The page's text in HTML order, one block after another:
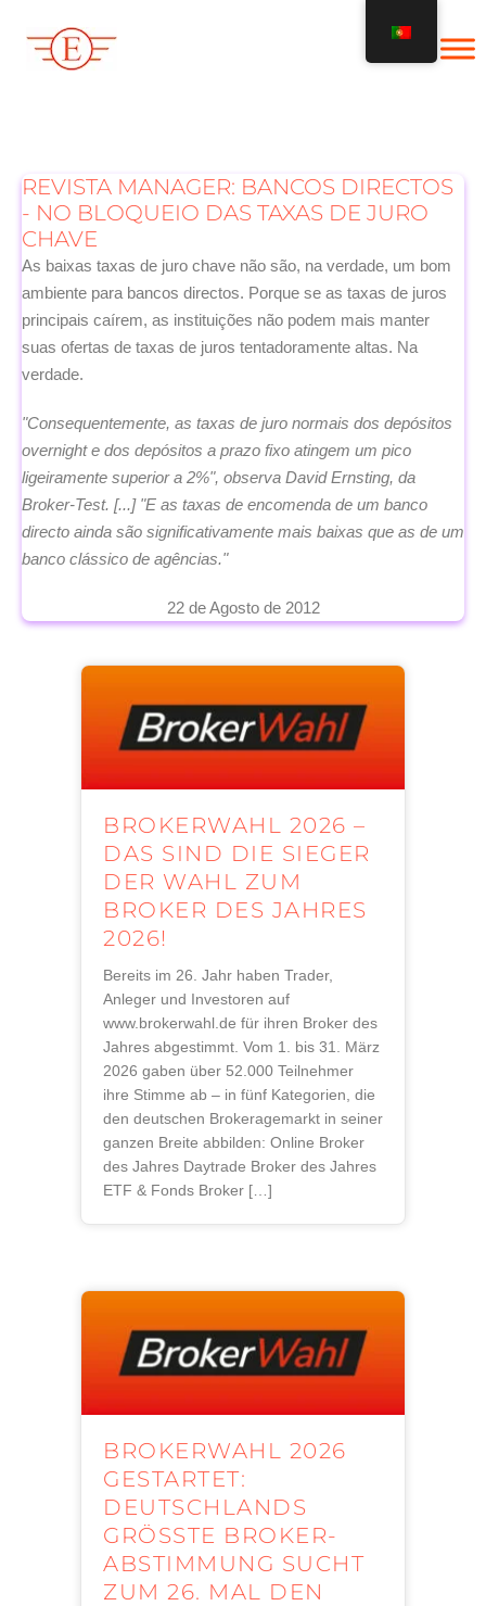
para
REVISTA MANAGER: BANCOS DIRECTOS
- NO BLOQUEIO DAS TAXAS DE JURO
CHAVE
As baixas taxas de juro chave não são, na verdade, um bom
ambiente para bancos directos. Porque se as taxas de juros
principais caírem, as instituições não podem mais manter
suas ofertas de taxas de juros tentadoramente altas. Na
verdade.
"Consequentemente, as taxas de juro normais dos depósitos
overnight e dos depósitos a prazo fixo atingem um pico
ligeiramente superior a 2%", observa David Ernsting, da
Broker-Test. [...] "E as taxas de encomenda de um banco
directo ainda são significativamente mais baixas que as de um
banco clássico de agências."
22 de Agosto de 2012
BROKERWAHL 2026 –
DAS SIND DIE SIEGER
DER WAHL ZUM
BROKER DES JAHRES
2026!
Bereits im 26. Jahr haben Trader,
Anleger und Investoren auf
www.brokerwahl.de für ihren Broker des
Jahres abgestimmt. Vom 1. bis 31. März
2026 gaben über 52.000 Teilnehmer
ihre Stimme ab – in fünf Kategorien, die
den deutschen Brokeragemarkt in seiner
ganzen Breite abbilden: Online Broker
des Jahres Daytrade Broker des Jahres
ETF & Fonds Broker […]
BROKERWAHL 2026
GESTARTET:
DEUTSCHLANDS
GRÖSSTE BROKER-A
BSTIMMUNG SUCHT Z
UM 26. MAL DEN B